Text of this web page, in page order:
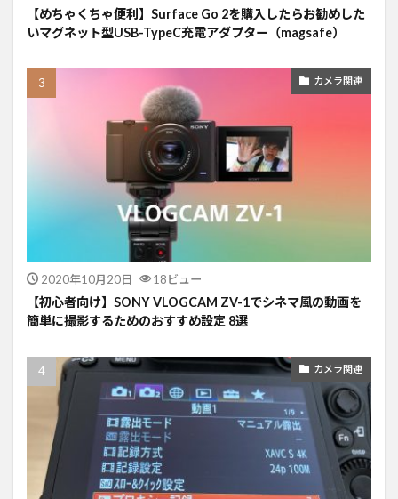
【めちゃくちゃ便利】Surface Go 2を購入したらお勧めした
いマグネット型USB-TypeC充電アダプター（magsafe）
カメラ関連
2020年10月20日 18ビュー
【初心者向け】SONY VLOGCAM ZV-1でシネマ風の動画を
簡単に撮影するためのおすすめ設定 8選
カメラ関連